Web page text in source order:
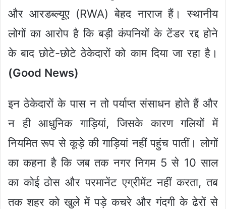
और आरडब्ल्यूए (RWA) बेहद नाराज हैं। स्थानीय
लोगों का आरोप है कि बड़ी कंपनियों के टेंडर रद्द होने
के बाद छोटे-छोटे ठेकेदारों को काम दिया जा रहा है।
(Good News)
इन ठेकेदारों के पास न तो पर्याप्त संसाधन होते हैं और
न ही आधुनिक गाड़ियां, जिसके कारण गलियों में
नियमित रूप से कूड़े की गाड़ियां नहीं पहुंच पातीं। लोगों
का कहना है कि जब तक नगर निगम 5 से 10 साल
का कोई ठोस और परमानेंट एग्रीमेंट नहीं करता, तब
तक शहर को खुले में पड़े कचरे और गंदगी के ढेरों से